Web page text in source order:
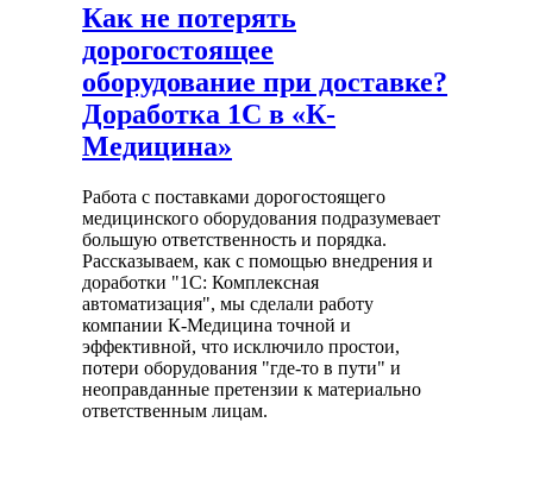
Как не потерять
дорогостоящее
оборудование при доставке?
Доработка 1С в «К-
Медицина»
Работа с поставками дорогостоящего
медицинского оборудования подразумевает
большую ответственность и порядка.
Рассказываем, как с помощью внедрения и
доработки "1С: Комплексная
автоматизация", мы сделали работу
компании К-Медицина точной и
эффективной, что исключило простои,
потери оборудования "где-то в пути" и
неоправданные претензии к материально
ответственным лицам.